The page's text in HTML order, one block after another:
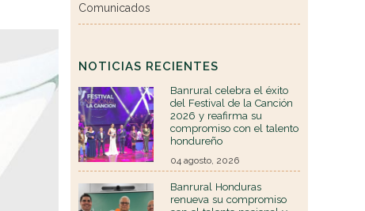
Comunicados
NOTICIAS RECIENTES
Banrural celebra el éxito
del Festival de la Canción
2026 y reafirma su
compromiso con el talento
hondureño
04 agosto, 2026
Banrural Honduras
renueva su compromiso